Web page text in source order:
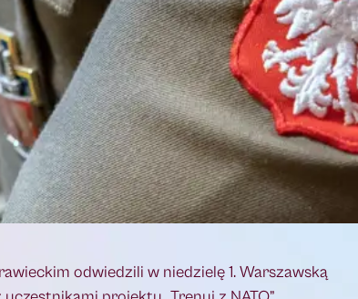
odwiedzili w niedzielę 1. Warszawską